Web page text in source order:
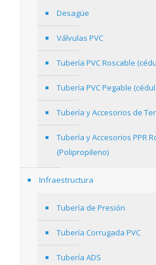
Desagüe
Válvulas PVC
Tubería PVC Roscable
Tubería PVC Pegable
Tubería y Accesorios de
Tubería y Accesorios PPR
(Polipropileno)
Infraestructura
Tubería de Presión
Tubería Corrugada PVC
Tubería ADS